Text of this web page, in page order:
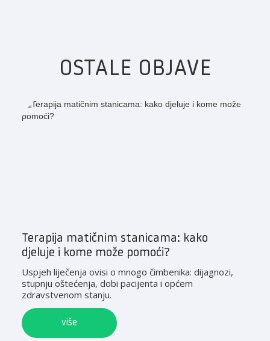
OSTALE OBJAVE
Terapija matičnim stanicama: kako
djeluje i kome može pomoći?
Uspjeh liječenja ovisi o mnogo čimbenika: dijagnozi,
stupnju oštećenja, dobi pacijenta i općem
zdravstvenom stanju.
više